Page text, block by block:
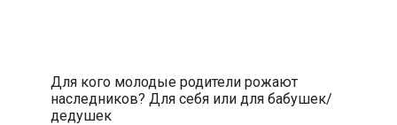
Для кого молодые родители рожают
наследников? Для себя или для бабушек/
дедушек